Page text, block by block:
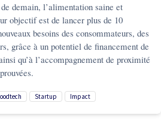
demain, l’alimentation saine et
objectif est de lancer plus de 10
besoins des consommateurs, des
grâce à un potentiel de financement de
qu’à l’accompagnement de proximité
foodtech startup impact